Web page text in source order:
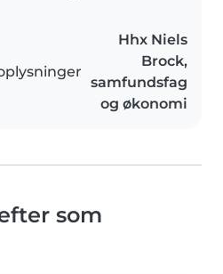
Hhx Niels
Brock,
samfundsfag
og økonomi
som